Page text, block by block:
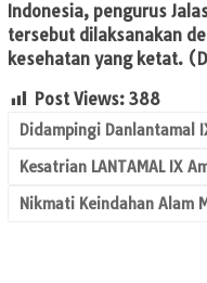
Indonesia, pengurus
tersebut dilaksanakan
kesehatan yang ketat.
Post Views: 388
Didampingi Danlantamal
Kesatrian LANTAMAL IX
Nikmati Keindahan Alam